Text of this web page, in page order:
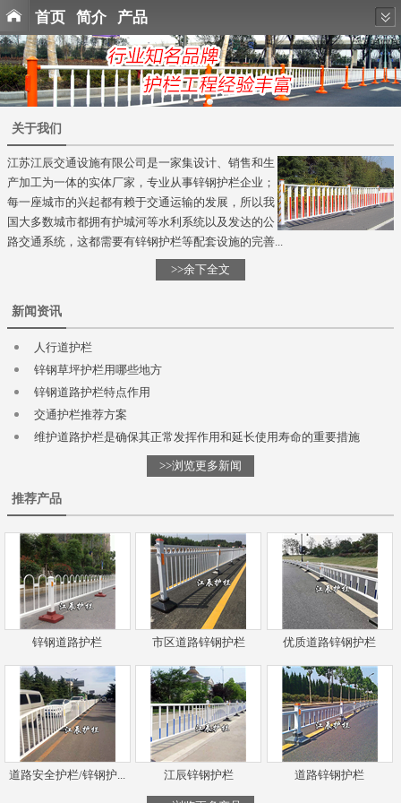
首页 简介 产品
关于我们
江苏江辰交通设施有限公司是一家集设计、销售和生
产加工为一体的实体厂家，专业从事锌钢护栏企业；
每一座城市的兴起都有赖于交通运输的发展，所以我
国大多数城市都拥有护城河等水利系统以及发达的公
路交通系统，这都需要有锌钢护栏等配套设施的完善...
>>余下全文
新闻资讯
人行道护栏
锌钢草坪护栏用哪些地方
锌钢道路护栏特点作用
交通护栏推荐方案
维护道路护栏是确保其正常发挥作用和延长使用寿命的重要措施
>>浏览更多新闻
推荐产品
锌钢道路护栏 市区道路锌钢护栏 优质道路锌钢护栏
道路安全护栏/锌钢护... 江辰锌钢护栏 道路锌钢护栏